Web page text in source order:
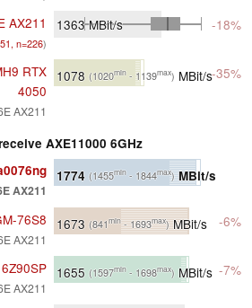
AX211
n=226)
1363MBit/s -18%
RTX
4050
AX211
1078 (1020min - 1139max) MBit/s-35%
AXE11000 6GHz
AX211
1774 (1455min - 1844max)MBit/s
76S8
AX211
1673 (841min- 1693max)MBit/s -6%
AX211
1655 (1597min - 1698max) MBit/s -7%